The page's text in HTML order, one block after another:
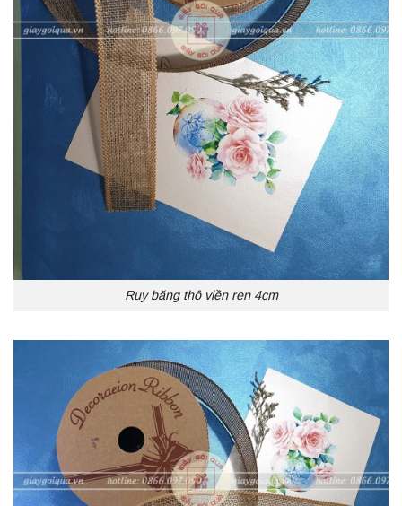
Ruy băng thô viền ren 4cm